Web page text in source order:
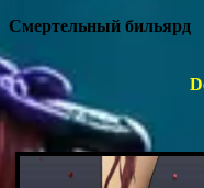
Смертельный бильярд